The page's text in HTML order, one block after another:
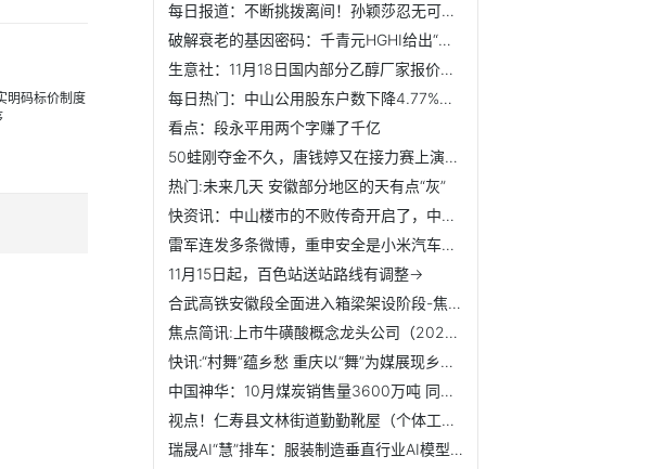
每日报道：不断挑拨离间！孙颖莎忍无可忍，终于道出与王曼昱...
破解衰老的基因密码：千青元HGHI给出“中国方案”
生意社：11月18日国内部分乙醇厂家报价持稳|实时
每日热门：中山公用股东户数下降4.77%，户均持股32.27万元
看点：段永平用两个字赚了千亿
50蛙刚夺金不久，唐钱婷又在接力赛上演惊天追击
热门:未来几天 安徽部分地区的天有点“灰”
快资讯：中山楼市的不败传奇开启了，中山楼市东区房价从1.3万...
雷军连发多条微博，重申安全是小米汽车基础和前提
11月15日起，百色站送站路线有调整→
合武高铁安徽段全面进入箱梁架设阶段-焦点要闻
焦点简讯:上市牛磺酸概念龙头公司（2025/11/14）
快讯:“村舞”蕴乡愁 重庆以“舞”为媒展现乡村新风尚
中国神华：10月煤炭销售量3600万吨 同比下降5.8%
视点！仁寿县文林街道勤勤靴屋（个体工商户）成立 注册资本5...
瑞晟AI“慧”排车：服装制造垂直行业AI模型，让服装生产“智...